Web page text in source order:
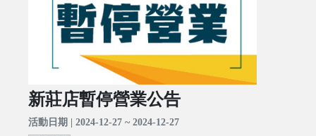
新莊店暫停營業公告
活動日期 | 2024-12-27 ~ 2024-12-27